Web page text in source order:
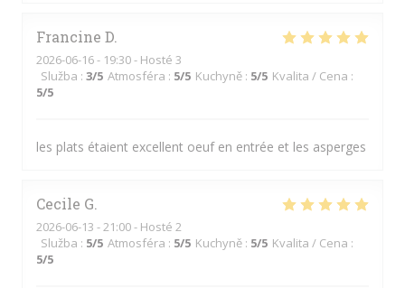
Francine D
2026-06-16- 19:30 - Hosté 3
Služba : 3/5 Atmosféra : 5/5 Kuchyně : 5/5 Kvalita / Cena :
5/5
les plats étaient excellent oeuf en entrée et les asperges
Cecile G
2026-06-13 - 21:00 - Hosté 2
Služba : 5/5 Atmosféra : 5/5 Kuchyně : 5/5 Kvalita / Cena :
5/5